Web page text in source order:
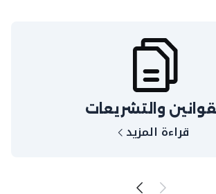
والتشريعات
قراءة المزيد